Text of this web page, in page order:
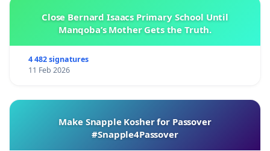
Close Bernard Isaacs Primary School Until
Manqoba’s Mother Gets the Truth.
4 482 signatures
11 Feb 2026
Make Snapple Kosher for Passover
#Snapple4Passover